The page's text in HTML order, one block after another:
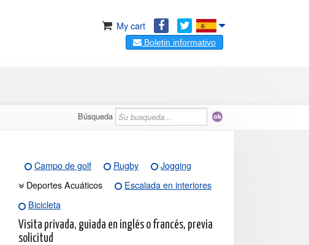
My cart
Boletin informativo
Búsqueda
Campo de golf Rugby
Jogging
Deportes Acuáticos
Escalada en interiores
Bicicleta
Visita privada, guiada en inglés o francés, previa
solicitud